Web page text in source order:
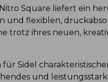
Square liefert ein
und flexiblen,
trotz ihres neuen,
für Sidel
und